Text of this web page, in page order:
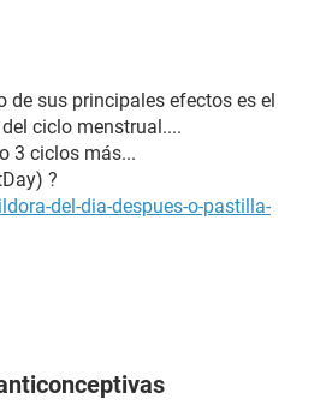
de sus principales efectos es el
ciclo menstrual....
3 ciclos más...
?
del-dia-despues-o-pastilla-